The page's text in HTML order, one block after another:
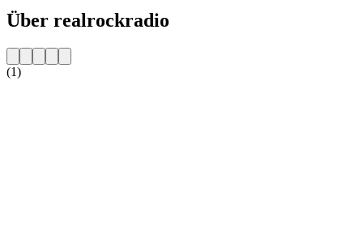
Über realrockradio
(1)